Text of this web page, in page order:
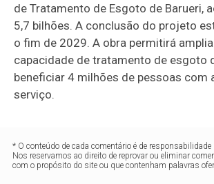
de Tratamento de Esgoto de Barueri,
5,7 bilhões. A conclusão do projeto
o fim de 2029. A obra permitirá
capacidade de tratamento de esgoto
beneficiar 4 milhões de pessoas com
serviço.
* O conteúdo de cada comentário é de responsabilidade
Nos reservamos ao direito de reprovar ou eliminar
com o propósito do site ou que contenham palavras